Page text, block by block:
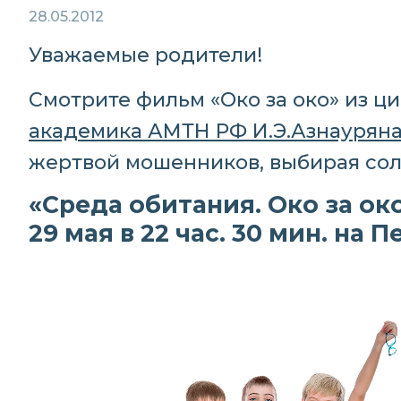
28.05.2012
Уважаемые родители!
Смотрите фильм «Око за око» из
академика АМТН РФ
жертвой мошенников, выбирая
«Среда обитания. Око за
29 мая в 22 час. 30 мин. на